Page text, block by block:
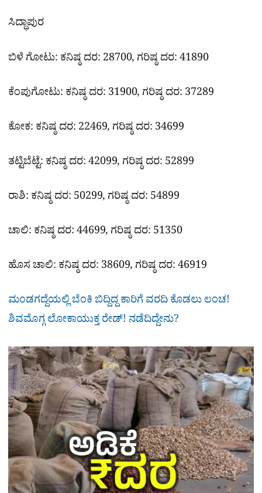
ಸಿದ್ಧಾಪುರ
ಬಿಳೆ ಗೋಟು: ಕನಿಷ್ಠ ದರ: 28700, ಗರಿಷ್ಠ ದರ: 41890
ಕೆಂಪುಗೋಟು: ಕನಿಷ್ಠ ದರ: 31900, ಗರಿಷ್ಠ ದರ: 37289
ಕೋಕ: ಕನಿಷ್ಠ ದರ: 22469, ಗರಿಷ್ಠ ದರ: 34699
ತಟ್ಟಿಬೆಟ್ಟೆ: ಕನಿಷ್ಠ ದರ: 42099, ಗರಿಷ್ಠ ದರ: 52899
ರಾಶಿ: ಕನಿಷ್ಠ ದರ: 50299, ಗರಿಷ್ಠ ದರ: 54899
ಚಾಲಿ: ಕನಿಷ್ಠ ದರ: 44699, ಗರಿಷ್ಠ ದರ: 51350
ಹೊಸ ಚಾಲಿ: ಕನಿಷ್ಠ ದರ: 38609, ಗರಿಷ್ಠ ದರ: 46919
ಮಂಡಗದ್ದೆಯಲ್ಲಿ ಬೆಂಕಿ ಬಿದ್ದಿದ್ದ ಕಾರಿಗೆ ವರದಿ ಕೊಡಲು ಲಂಚ!
ಶಿವಮೊಗ್ಗ ಲೋಕಾಯುಕ್ತ ರೇಡ್​! ನಡೆದಿದ್ದೇನು?